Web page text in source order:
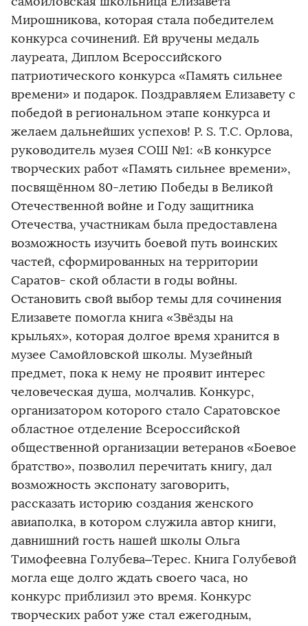
Мирошникова, которая стала победителем
конкурса сочинений. Ей вручены медаль
лауреата, Диплом Всероссийского
патриотического конкурса «Память сильнее
времени» и подарок. Поздравляем Елизавету с
победой в региональном этапе конкурса и
желаем дальнейших успехов! P. S. Т.С. Орлова,
руководитель музея СОШ №1: «В конкурсе
творческих работ «Память сильнее времени»,
посвящённом 80-летию Победы в Великой
Отечественной войне и Году защитника
Отечества, участникам была предоставлена
возможность изучить боевой путь воинских
частей, сформированных на территории
Саратов- ской области в годы войны.
Остановить свой выбор темы для сочинения
Елизавете помогла книга «Звёзды на
крыльях», которая долгое время хранится в
музее Самойловской школы. Музейный
предмет, пока к нему не проявит интерес
человеческая душа, молчалив. Конкурс,
организатором которого стало Саратовское
областное отделение Всероссийской
общественной организации ветеранов «Боевое
братство», позволил перечитать книгу, дал
возможность экспонату заговорить,
рассказать историю создания женского
авиаполка, в котором служила автор книги,
давнишний гость нашей школы Ольга
Тимофеевна Голубева–Терес. Книга Голубевой
могла еще долго ждать своего часа, но
конкурс приблизил это время. Конкурс
творческих работ уже стал ежегодным,